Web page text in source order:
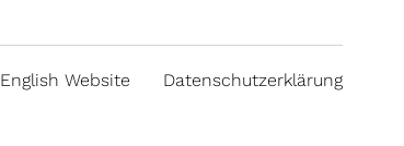
English Website Datenschutzerklärung